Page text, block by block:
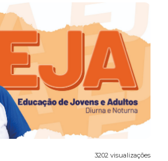
3202 visualizações